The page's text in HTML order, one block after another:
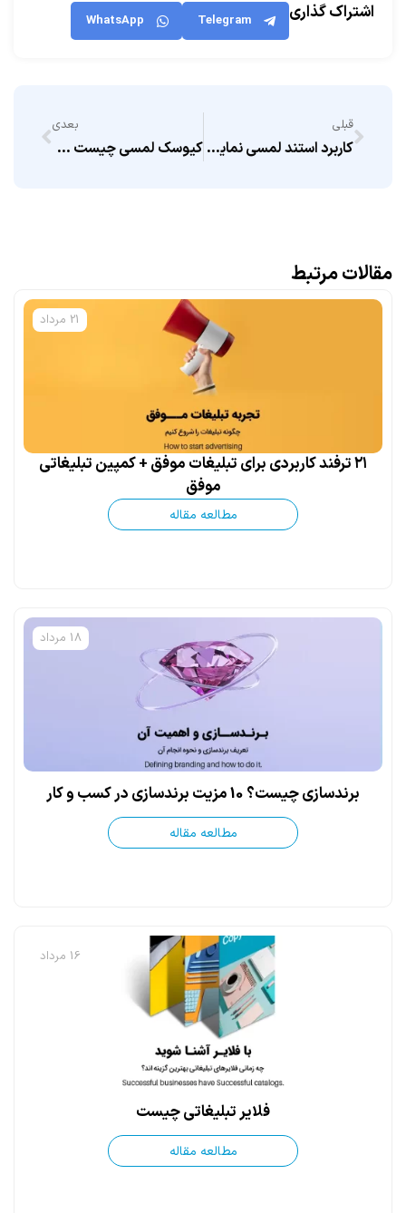
اشتراک گذاری Telegram
WhatsApp
قبلی
کاربرد استند لمسی نمایشگاهی
بعدی
کیوسک لمسی چیست و چه کاربردی دارد؟
مقالات مرتبط
21 مرداد
۲۱ ترفند کاربردی برای تبلیغات موفق + کمپین تبلیغاتی
موفق
مطالعه مقاله
18 مرداد
برندسازی چیست؟ 10 مزیت برندسازی در کسب و کار
مطالعه مقاله
16 مرداد
فلایر تبلیغاتی چیست
مطالعه مقاله